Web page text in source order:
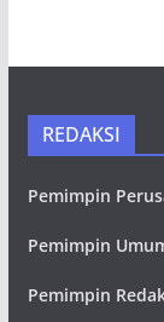
REDAKSI
Pemimpin
Pemimpin
Pemimpin